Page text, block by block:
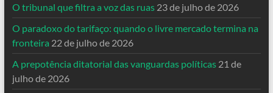
O tribunal que filtra a voz das ruas 23 de julho de 2026
O paradoxo do tarifaço: quando o livre mercado termina na
fronteira 22 de julho de 2026
A prepotência ditatorial das vanguardas políticas 21 de
julho de 2026